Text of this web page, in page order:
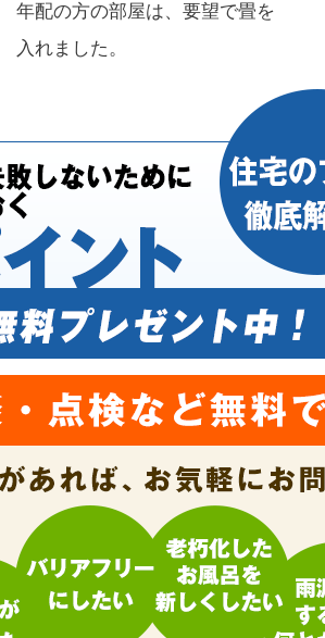
年配の方の部屋は、要望で畳を
入れました。